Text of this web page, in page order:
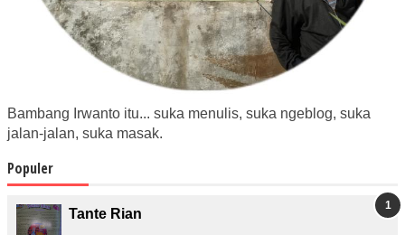
Bambang Irwanto itu... suka menulis, suka ngeblog, suka
jalan-jalan, suka masak.
Populer
Tante Rian